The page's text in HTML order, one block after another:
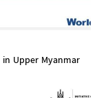
Upper Myanmar